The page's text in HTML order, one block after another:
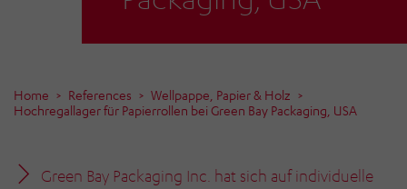
Home References
Wellpappe, Papier & Holz
Hochregallager für Papierrollen bei Green Bay Packaging, USA
Green Bay Packaging Inc. hat sich auf individuelle